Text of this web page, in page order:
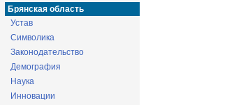
Брянская область
Устав
Символика
Законодательство
Демография
Наука
Инновации